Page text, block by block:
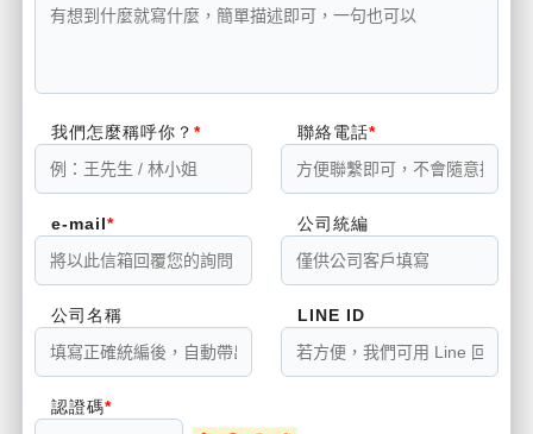
我們怎麼稱呼你？ 聯絡電話
e-mail 公司統編
公司名稱 LINE ID
認證碼